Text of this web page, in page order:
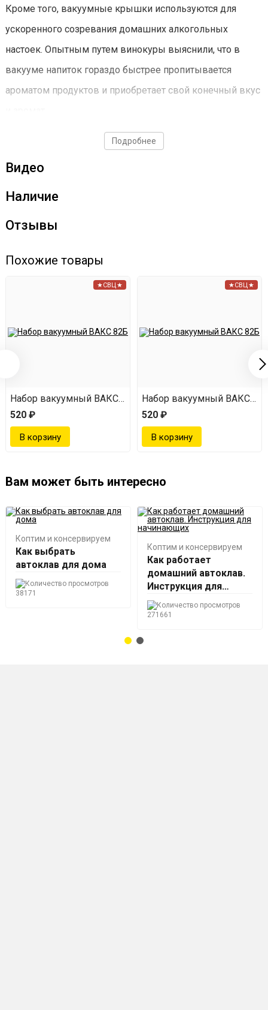
Кроме того, вакуумные крышки используются для
ускоренного созревания домашних алкогольных
настоек. Опытным путем винокуры выяснили, что в
вакууме напиток гораздо быстрее пропитывается
ароматом продуктов и приобретает свой конечный вкус
Все, что вам нужно:
Уложить продукты в банку.
Подсоединить к крышке насос и в несколько
Комплектация
Крышка вакуумного консервирования КВК-82 - 14
шт.
Крышка вакуумного консервирования резьбовая
Крышка вакуумного консервирования КВК-70 - 2
шт.
Крышка вакуумного консервирования КВК-38 - 2
шт.
Насос НВР - 1 шт.
Подробнее
Видео
Наличие
Отзывы
Похожие товары
★СВЦ★
Набор вакуумный ВАКС 82Б
520 ₽
★СВЦ★
Набор вакуумный ВАКС
520 ₽
Вам может быть интересно
Коптим и консервируем
Как выбрать
автоклав для дома
38171
Коптим и консервируем
Как работает
домашний автоклав.
Инструкция для
начинающих
271661